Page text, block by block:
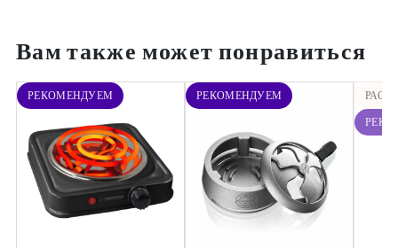
Вам также может понравиться
РЕКОМЕНДУЕМ РЕКОМЕНДУЕМ